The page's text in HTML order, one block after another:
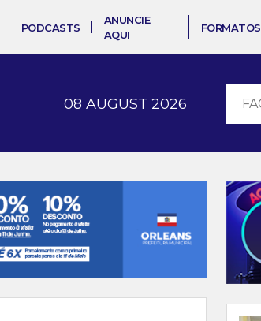
PODCASTS
ANUNCIE
AQUI
FORMATOS
08 AUGUST 2026